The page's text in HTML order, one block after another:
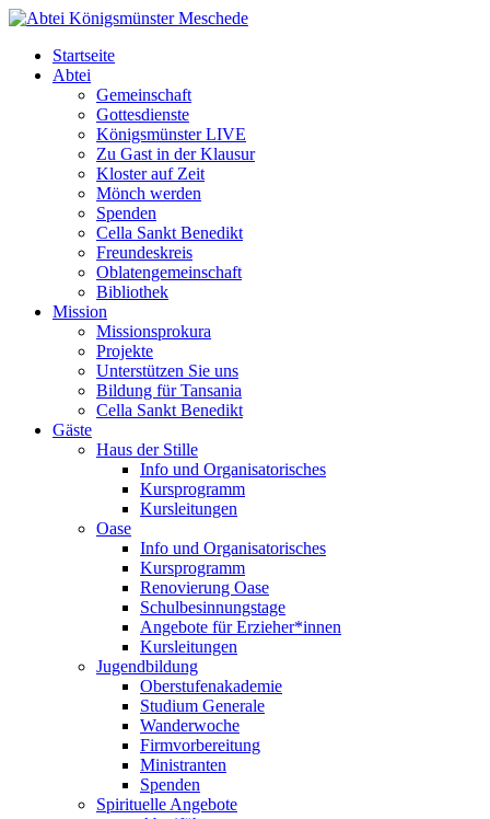
Startseite
Abtei
Gemeinschaft
Gottesdienste
Königsmünster LIVE
Zu Gast in der Klausur
Kloster auf Zeit
Mönch werden
Spenden
Cella Sankt Benedikt
Freundeskreis
Oblatengemeinschaft
Bibliothek
Mission
Missionsprokura
Projekte
Unterstützen Sie uns
Bildung für Tansania
Cella Sankt Benedikt
Gäste
Haus der Stille
Info und Organisatorisches
Kursprogramm
Kursleitungen
Oase
Info und Organisatorisches
Kursprogramm
Renovierung Oase
Schulbesinnungstage
Angebote für Erzieher*innen
Kursleitungen
Jugendbildung
Oberstufenakademie
Studium Generale
Wanderwoche
Firmvorbereitung
Ministranten
Spenden
Spirituelle Angebote